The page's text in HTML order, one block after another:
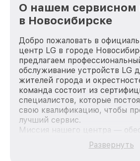
О нашем сервисном
в Новосибирске
Добро пожаловать в
центр LG в городе
предлагаем
обслуживание устройств LG
жителей города и
команда состоит из
специалистов, которые
свою квалификацию, чтобы
лучший сервис.
Миссия нашего центра —
качественный и доступный
каждого пользователя
Развернуть